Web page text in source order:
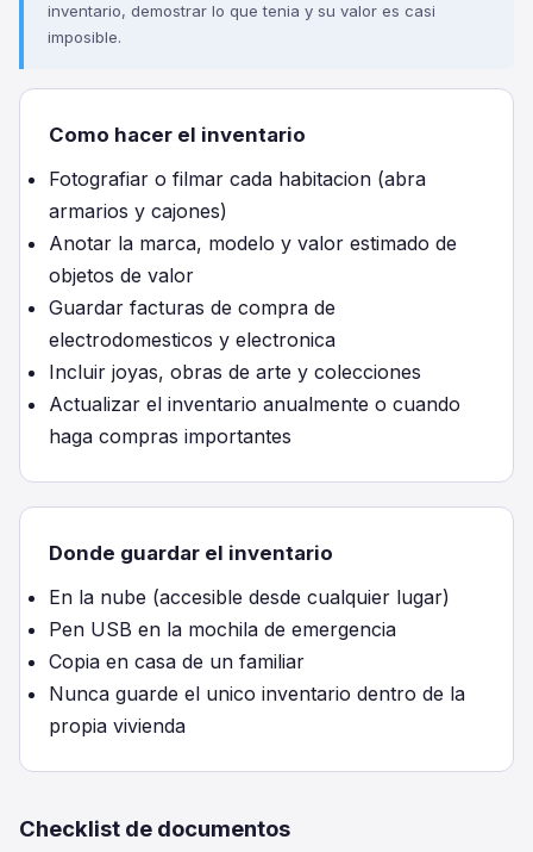
inventario, demostrar lo que tenia y su valor es casi
imposible.
Como hacer el inventario
Fotografiar o filmar cada habitacion (abra
armarios y cajones)
Anotar la marca, modelo y valor estimado de
objetos de valor
Guardar facturas de compra de
electrodomesticos y electronica
Incluir joyas, obras de arte y colecciones
Actualizar el inventario anualmente o cuando
haga compras importantes
Donde guardar el inventario
En la nube (accesible desde cualquier lugar)
Pen USB en la mochila de emergencia
Copia en casa de un familiar
Nunca guarde el unico inventario dentro de la
propia vivienda
Checklist de documentos